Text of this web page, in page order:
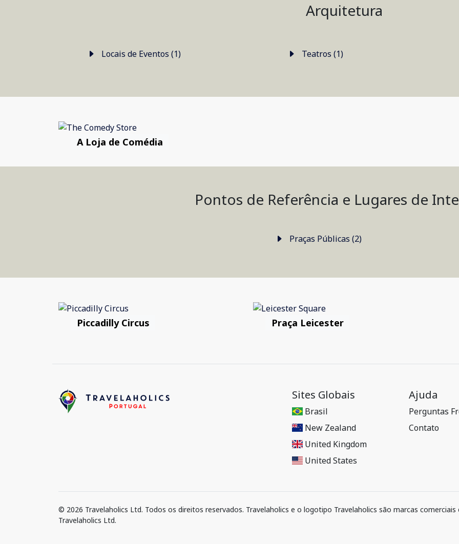
Arquitetura
Locais de Eventos (1) Teatros (1)
A Loja de Comédia
Pontos de Referência e Lugares de
Praças Públicas (2)
Piccadilly Circus Praça Leicester
Sites Globais
Brasil
New Zealand
United Kingdom
United States
Ajuda
Perguntas
Contato
© 2026 Travelaholics Ltd. Todos os direitos reservados. Travelaholics e o logotipo Travelaholics são marcas
Travelaholics Ltd.